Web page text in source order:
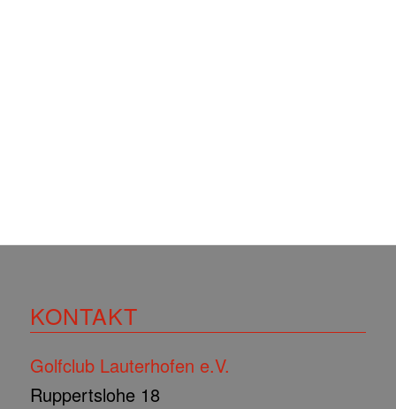
KONTAKT
Golfclub Lauterhofen e.V.
Ruppertslohe 18